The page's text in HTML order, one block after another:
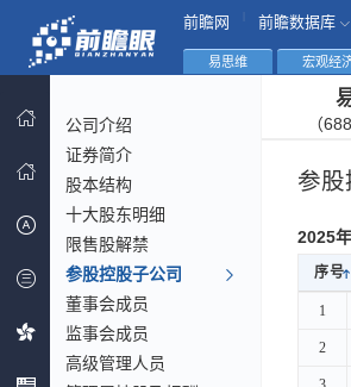
前瞻网 前瞻数据库
易思维 宏观经
公司介绍
证券简介
股本结构
十大股东明细
限售股解禁
参股控股子公司
董事会成员
监事会成员
高级管理人员
（
参股
2025
序号
序号
1
2
序号
1
2